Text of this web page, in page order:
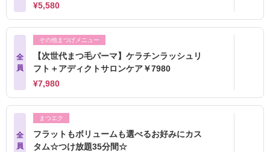
¥5,580
全
員
その他まつげメニュー
【次世代まつ毛パーマ】ケラチンラッシュリ
フト＋アディクトサロンケア￥7980
¥7,980
全
員
まつエク
フラットもボリュームも選べるお好みにカス
タム☆つけ放題35分間☆